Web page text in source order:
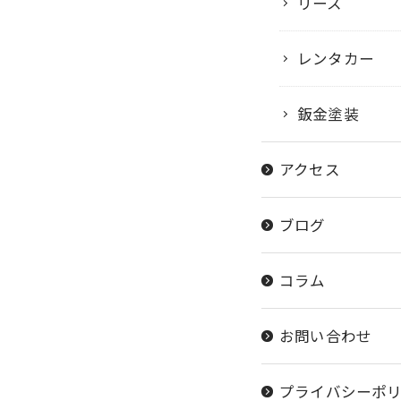
レンタカー
鈑金塗装
アクセス
ブログ
コラム
お問い合わせ
プライバシーポ